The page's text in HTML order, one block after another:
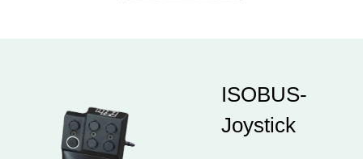
ISOBUS-
Joystick